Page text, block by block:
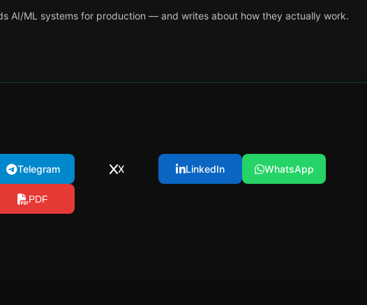
AI/ML systems for production — and writes about how they actually work.
Telegram X LinkedIn WhatsApp
PDF